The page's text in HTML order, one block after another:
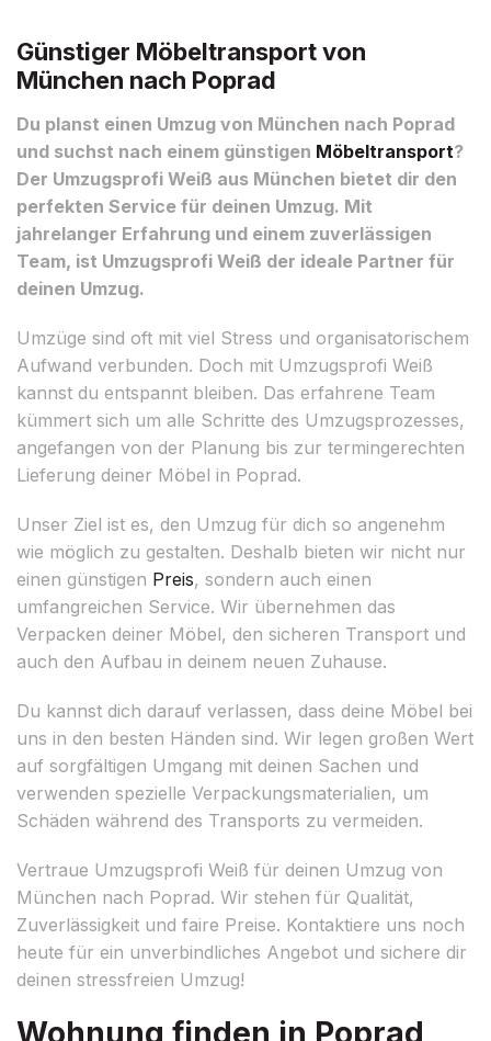
Günstiger Möbeltransport von
München nach Poprad
Du planst einen Umzug von München nach Poprad
und suchst nach einem günstigen Möbeltransport?
Der Umzugsprofi Weiß aus München bietet dir den
perfekten Service für deinen Umzug. Mit
jahrelanger Erfahrung und einem zuverlässigen
Team, ist Umzugsprofi Weiß der ideale Partner für
deinen Umzug.
Umzüge sind oft mit viel Stress und organisatorischem
Aufwand verbunden. Doch mit Umzugsprofi Weiß
kannst du entspannt bleiben. Das erfahrene Team
kümmert sich um alle Schritte des Umzugsprozesses,
angefangen von der Planung bis zur termingerechten
Lieferung deiner Möbel in Poprad.
Unser Ziel ist es, den Umzug für dich so angenehm
wie möglich zu gestalten. Deshalb bieten wir nicht nur
einen günstigen Preis, sondern auch einen
umfangreichen Service. Wir übernehmen das
Verpacken deiner Möbel, den sicheren Transport und
auch den Aufbau in deinem neuen Zuhause.
Du kannst dich darauf verlassen, dass deine Möbel bei
uns in den besten Händen sind. Wir legen großen Wert
auf sorgfältigen Umgang mit deinen Sachen und
verwenden spezielle Verpackungsmaterialien, um
Schäden während des Transports zu vermeiden.
Vertraue Umzugsprofi Weiß für deinen Umzug von
München nach Poprad. Wir stehen für Qualität,
Zuverlässigkeit und faire Preise. Kontaktiere uns noch
heute für ein unverbindliches Angebot und sichere dir
deinen stressfreien Umzug!
Wohnung finden in Poprad